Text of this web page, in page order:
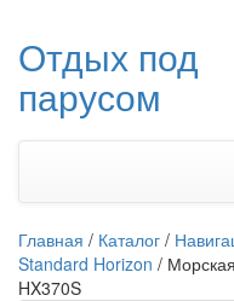
Отдых под
парусом
Главная / Каталог /
Standard Horizon /
HX370S